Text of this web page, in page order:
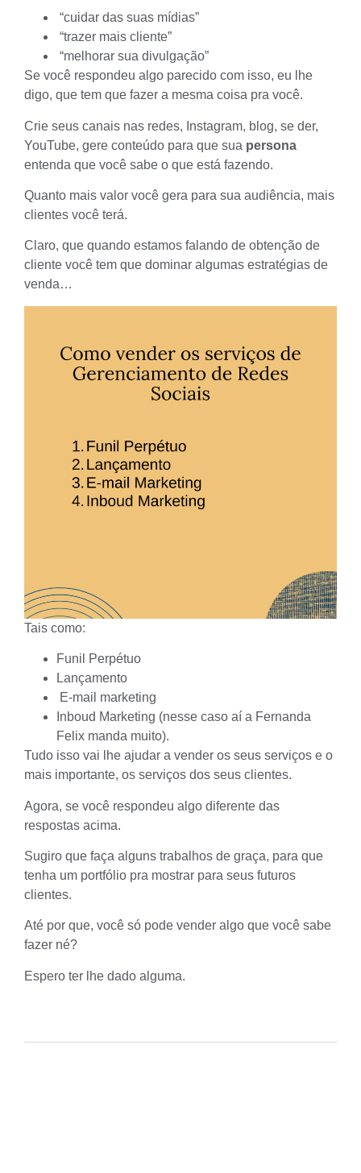
“cuidar das suas mídias”
“trazer mais cliente”
“melhorar sua divulgação”
Se você respondeu algo parecido com isso, eu lhe
digo, que tem que fazer a mesma coisa pra você.
Crie seus canais nas redes, Instagram, blog, se der,
YouTube, gere conteúdo para que sua persona
entenda que você sabe o que está fazendo.
Quanto mais valor você gera para sua audiência, mais
clientes você terá.
Claro, que quando estamos falando de obtenção de
cliente você tem que dominar algumas estratégias de
venda…
Tais como:
Funil Perpétuo
Lançamento
E-mail marketing
Inboud Marketing (nesse caso aí a Fernanda
Felix manda muito).
Tudo isso vai lhe ajudar a vender os seus serviços e o
mais importante, os serviços dos seus clientes.
Agora, se você respondeu algo diferente das
respostas acima.
Sugiro que faça alguns trabalhos de graça, para que
tenha um portfólio pra mostrar para seus futuros
clientes.
Até por que, você só pode vender algo que você sabe
fazer né?
Espero ter lhe dado alguma.